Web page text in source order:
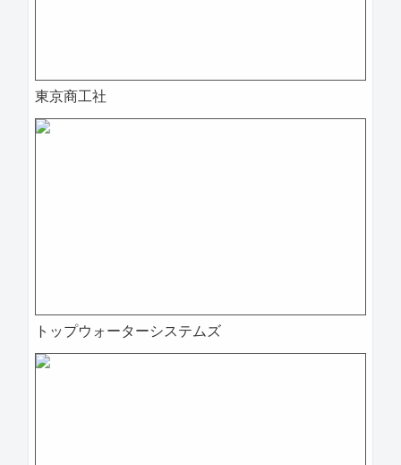
東京商工社
トップウォーターシステムズ